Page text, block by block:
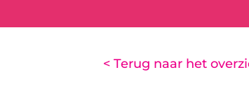
< Terug naar het